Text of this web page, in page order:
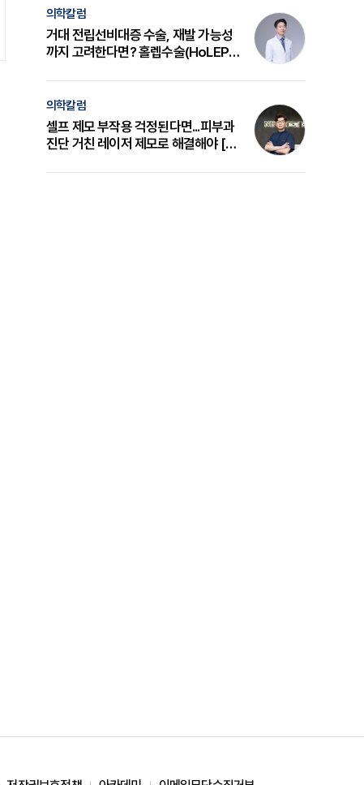
의학칼럼
거대 전립선비대증 수술, 재발 가능성
까지 고려한다면? 홀렙수술(HoLEP)
의학칼럼
셀프 제모 부작용 걱정된다면...피부과
진단 거친 레이저 제모로 해결해야 [변